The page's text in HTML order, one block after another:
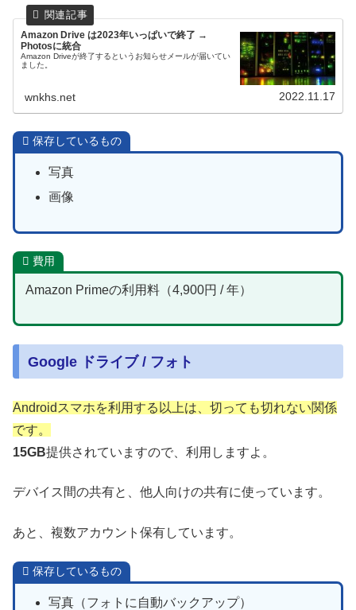
Amazon Drive は2023年いっぱいで終了 →
Photosに統合
Amazon Driveが終了するというお知らせメールが届いてい
ました。
wnkhs.net 2022.11.17
保存しているもの
写真
画像
費用
Amazon Primeの利用料（4,900円 / 年）
Google ドライブ / フォト
Androidスマホを利用する以上は、切っても切れない関係
です。
15GB提供されていますので、利用しますよ。
デバイス間の共有と、他人向けの共有に使っています。
あと、複数アカウント保有しています。
保存しているもの
写真（フォトに自動バックアップ）